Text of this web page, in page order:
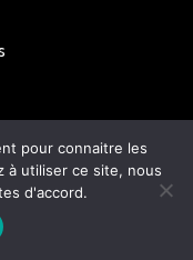
pour connaitre les
à utiliser ce site, nous
d'accord.